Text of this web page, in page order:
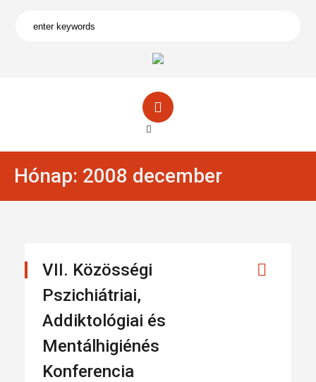
Hónap: 2008 december
VII. Közösségi
Pszichiátriai,
Addiktológiai és
Mentálhigiénés
Konferencia